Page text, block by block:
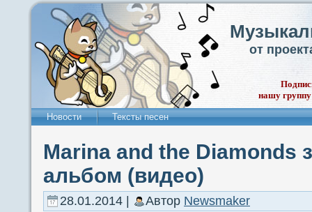
от
нашу
Новости Тексты песен
Marina and the Diamonds
альбом (видео)
28.01.2014 | Автор Newsmaker